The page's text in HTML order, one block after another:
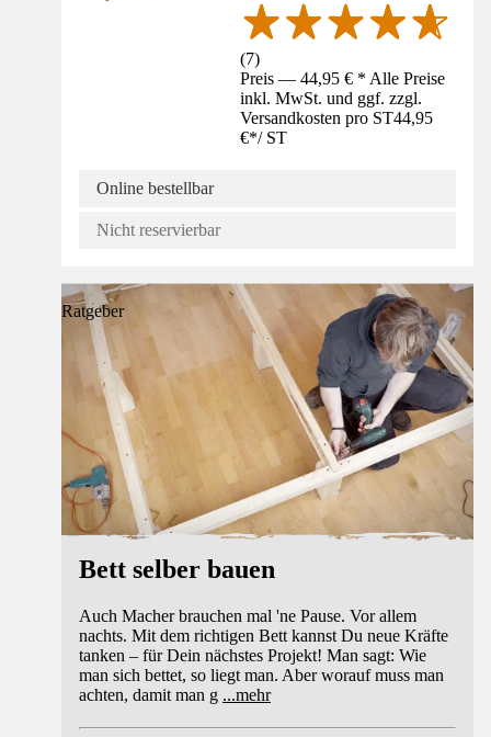
(7)
Preis — 44,95 € * Alle Preise
inkl. MwSt. und ggf. zzgl.
Versandkosten pro ST44,95
€*/ ST
Online bestellbar
Nicht reservierbar
Ratgeber
Bett selber bauen
Auch Macher brauchen mal 'ne Pause. Vor allem
nachts. Mit dem richtigen Bett kannst Du neue Kräfte
tanken – für Dein nächstes Projekt! Man sagt: Wie
man sich bettet, so liegt man. Aber worauf muss man
achten, damit man g ...mehr